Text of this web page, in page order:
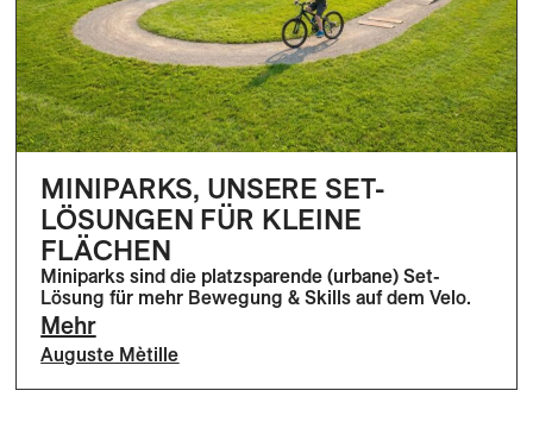
MINIPARKS, UNSERE SET-
LÖSUNGEN FÜR KLEINE
FLÄCHEN
Miniparks sind die platzsparende (urbane) Set-
Lösung für mehr Bewegung & Skills auf dem Velo.
Mehr
Auguste Mètille